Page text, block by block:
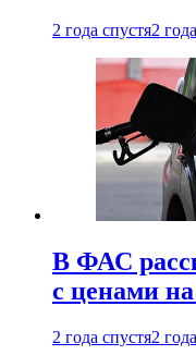
2 года спустя2
В ФАС
с ценами
2 года спустя2